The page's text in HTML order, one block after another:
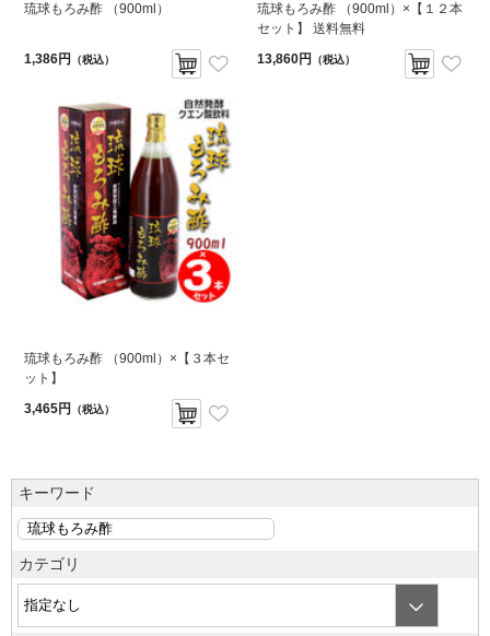
琉球もろみ酢 （900ml）
1,386円 （税込）
琉球もろみ酢 （900ml）×【１２本
セット】 送料無料
13,860円
（税込）
琉球もろみ酢 （900ml）×【３本セ
ット】
3,465円
（税込）
キーワード
カテゴリ